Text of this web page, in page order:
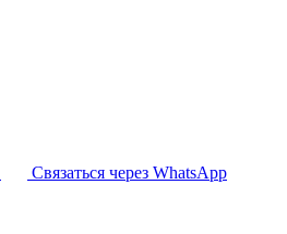
Связаться через WhatsApp